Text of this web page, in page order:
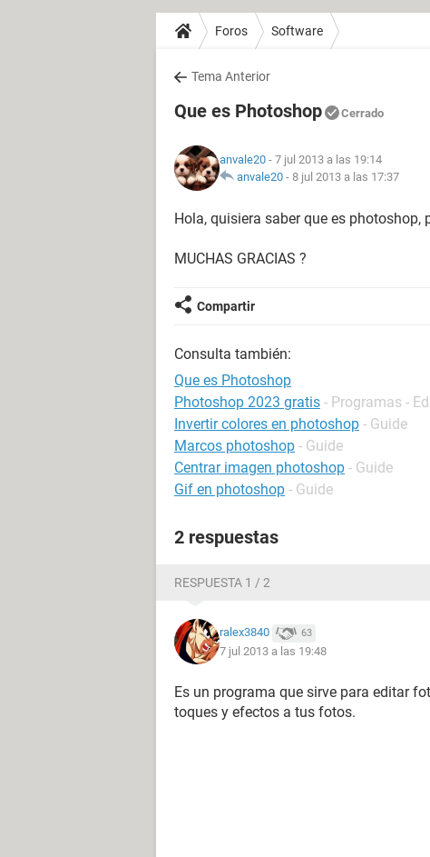
Foros Software
Tema Anterior
Que es Photoshop Cerrado
anvale20 - 7 jul 2013 a las 19:14
anvale20 - 8 jul 2013 a las 17:37
Hola, quisiera saber que es photoshop,
MUCHAS GRACIAS ?
Compartir
Consulta también:
Que es Photoshop
Photoshop 2023 gratis - Programas -
Invertir colores en photoshop - Guide
Marcos photoshop - Guide
Centrar imagen photoshop - Guide
Gif en photoshop - Guide
2 respuestas
RESPUESTA 1 / 2
ralex3840 63
7 jul 2013 a las 19:48
Es un programa que sirve para editar
toques y efectos a tus fotos.